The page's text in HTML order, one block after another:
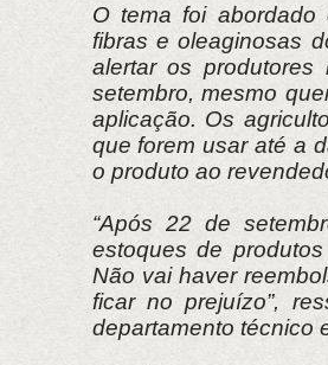
O tema foi abordado
fibras e oleaginosas
alertar os
setembro, mesmo
aplicação. Os
que forem usar até a
o produto ao
“Após 22 de
estoques de
Não vai haver
ficar no prejuízo”,
departamento técnico